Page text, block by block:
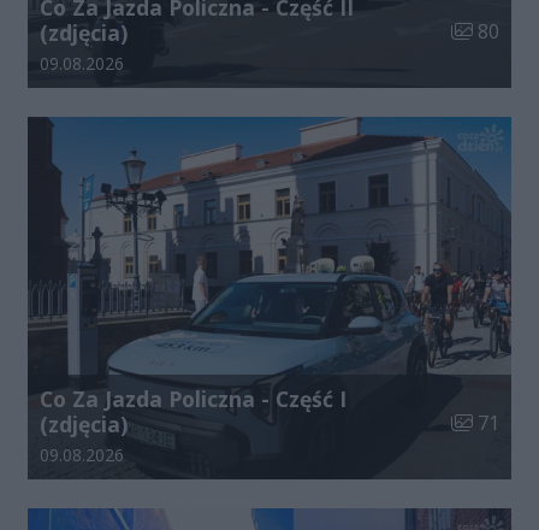
Co Za Jazda Policzna - Część II
(zdjęcia)
Liczba
80
Data dodania galerii:
09.08.2026
Co Za Jazda Policzna - Część I
(zdjęcia)
Liczba
71
Data dodania galerii:
09.08.2026